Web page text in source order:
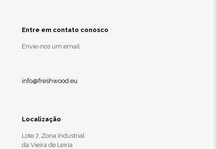
Entre em contato conosco
Envie-nos um email
info@freshwood.eu
Localização
Lote 7, Zona Industrial
da Vieira de Leiria